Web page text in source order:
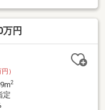
円
）
2
定